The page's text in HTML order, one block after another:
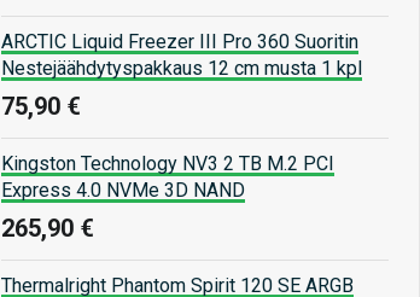
ARCTIC Liquid Freezer III Pro 360 Suoritin
Nestejäähdytyspakkaus 12 cm musta 1 kpl
75,90 €
Kingston Technology NV3 2 TB M.2 PCI
Express 4.0 NVMe 3D NAND
265,90 €
Thermalright Phantom Spirit 120 SE ARGB